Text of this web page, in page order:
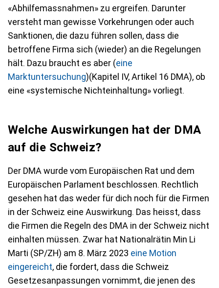
«Abhilfemassnahmen» zu ergreifen. Darunter
versteht man gewisse Vorkehrungen oder auch
Sanktionen, die dazu führen sollen, dass die
betroffene Firma sich (wieder) an die Regelungen
hält. Dazu braucht es aber (eine
Marktuntersuchung)(Kapitel IV, Artikel 16 DMA), ob
eine «systemische Nichteinhaltung» vorliegt.
Welche Auswirkungen hat der DMA
auf die Schweiz?
Der DMA wurde vom Europäischen Rat und dem
Europäischen Parlament beschlossen. Rechtlich
gesehen hat das weder für dich noch für die Firmen
in der Schweiz eine Auswirkung. Das heisst, dass
die Firmen die Regeln des DMA in der Schweiz nicht
einhalten müssen. Zwar hat Nationalrätin Min Li
Marti (SP/ZH) am 8. März 2023 eine Motion
eingereicht, die fordert, dass die Schweiz
Gesetzesanpassungen vornimmt, die jenen des